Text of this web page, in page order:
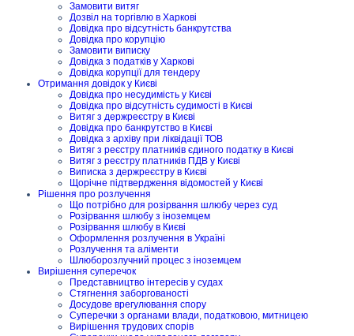
Замовити витяг
Дозвіл на торгівлю в Харкові
Довідка про відсутність банкрутства
Довідка про корупцію
Замовити виписку
Довідка з податків у Харкові
Довідка корупції для тендеру
Отримання довідок у Києві
Довідка про несудимість у Києві
Довідка про відсутність судимості в Києві
Витяг з держреєстру в Києві
Довідка про банкрутство в Києві
Довідка з архіву при ліквідації ТОВ
Витяг з реєстру платників єдиного податку в Києві
Витяг з реєстру платників ПДВ у Києві
Виписка з держреєстру в Києві
Щорічне підтвердження відомостей у Києві
Рішення про розлучення
Що потрібно для розірвання шлюбу через суд
Розірвання шлюбу з іноземцем
Розірвання шлюбу в Києві
Оформлення розлучення в Україні
Розлучення та аліменти
Шлюборозлучний процес з іноземцем
Вирішення суперечок
Представництво інтересів у судах
Стягнення заборгованості
Досудове врегулювання спору
Суперечки з органами влади, податковою, митницею
Вирішення трудових спорів